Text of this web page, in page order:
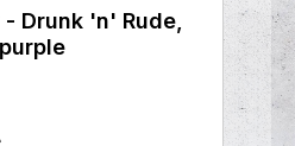
Drunk 'n' Rude,
Preis: